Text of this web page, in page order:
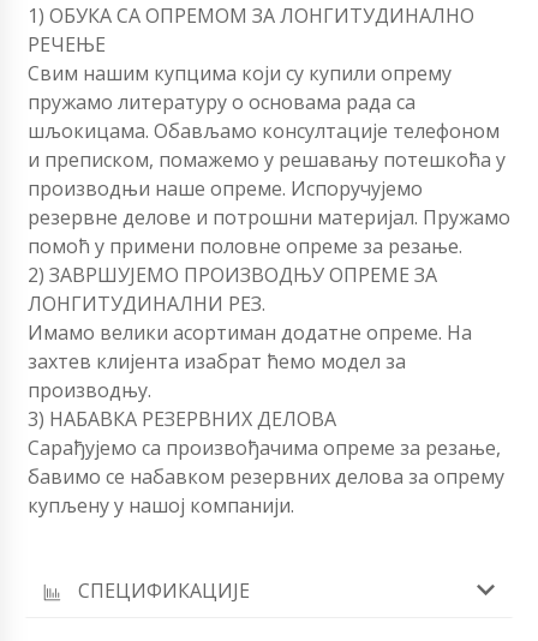
1) ОБУКА СА ОПРЕМОМ ЗА ЛОНГИТУДИНАЛНО
РЕЧЕЊЕ
Свим нашим купцима који су купили опрему
пружамо литературу о основама рада са
шљокицама. Обављамо консултације телефоном
и преписком, помажемо у решавању потешкоћа у
производњи наше опреме. Испоручујемо
резервне делове и потрошни материјал. Пружамо
помоћ у примени половне опреме за резање.
2) ЗАВРШУЈЕМО ПРОИЗВОДЊУ ОПРЕМЕ ЗА
ЛОНГИТУДИНАЛНИ РЕЗ.
Имамо велики асортиман додатне опреме. На
захтев клијента изабрат ћемо модел за
производњу.
3) НАБАВКА РЕЗЕРВНИХ ДЕЛОВА
Сарађујемо са произвођачима опреме за резање,
бавимо се набавком резервних делова за опрему
купљену у нашој компанији.
СПЕЦИФИКАЦИЈЕ